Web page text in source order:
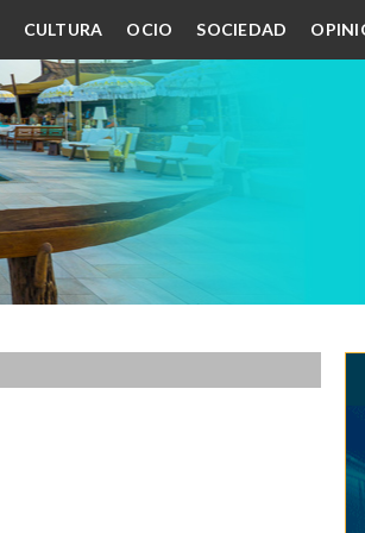
CULTURA OCIO SOCIEDAD